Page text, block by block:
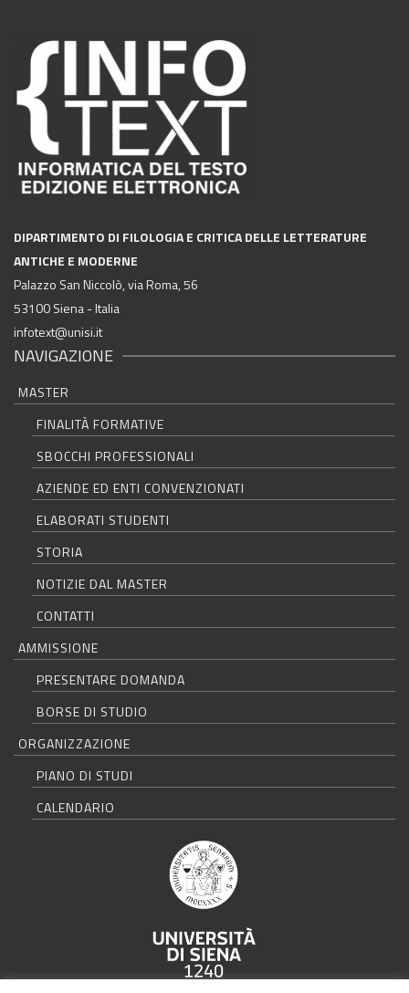
DIPARTIMENTO DI FILOLOGIA E CRITICA DELLE LETTERATURE
ANTICHE E MODERNE
Palazzo San Niccolò, via Roma, 56
53100 Siena - Italia
infotext@unisi.it
NAVIGAZIONE
MASTER
FINALITÀ FORMATIVE
SBOCCHI PROFESSIONALI
AZIENDE ED ENTI CONVENZIONATI
ELABORATI STUDENTI
STORIA
NOTIZIE DAL MASTER
CONTATTI
AMMISSIONE
PRESENTARE DOMANDA
BORSE DI STUDIO
ORGANIZZAZIONE
PIANO DI STUDI
CALENDARIO